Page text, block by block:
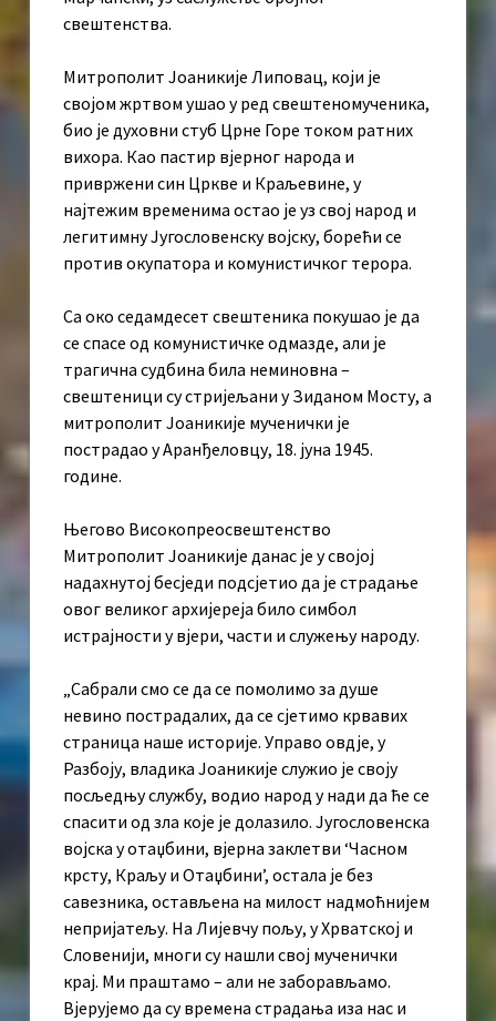
свештенства.
Митрополит Јоаникије Липовац, који је
својом жртвом ушао у ред свештеномученика,
био је духовни стуб Црне Горе током ратних
вихора. Као пастир вјерног народа и
привржени син Цркве и Краљевине, у
најтежим временима остао је уз свој народ и
легитимну Југословенску војску, борећи се
против окупатора и комунистичког терора.
Са око седамдесет свештеника покушао је да
се спасе од комунистичке одмазде, али је
трагична судбина била неминовна –
свештеници су стријељани у Зиданом Мосту, а
митрополит Јоаникије мученички је
пострадао у Аранђеловцу, 18. јуна 1945.
године.
Његово Високопреосвештенство
Митрополит Јоаникије данас је у својој
надахнутој бесједи подсјетио да је страдање
овог великог архијереја било симбол
истрајности у вјери, части и служењу народу.
„Сабрали смо се да се помолимо за душе
невино пострадалих, да се сјетимо крвавих
страница наше историје. Управо овдје, у
Разбоју, владика Јоаникије служио је своју
посљедњу службу, водио народ у нади да ће се
спасити од зла које је долазило. Југословенска
војска у отаџбини, вјерна заклетви ‘Часном
крсту, Краљу и Отаџбини’, остала је без
савезника, остављена на милост надмоћнијем
непријатељу. На Лијевчу пољу, у Хрватској и
Словенији, многи су нашли свој мученички
крај. Ми праштамо – али не заборављамо.
Вјерујемо да су времена страдања иза нас и